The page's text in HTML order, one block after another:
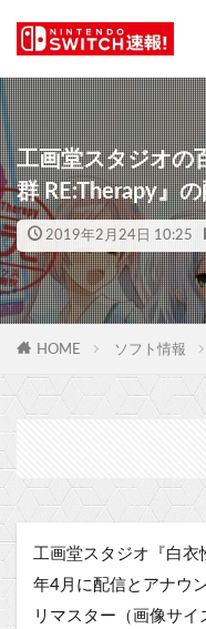
工画堂スタジオの
群 RE:Therapy』
2019年2月24日 10:25
HOME ソフト情報
工画堂スタジオ『白衣
年4月に配信とアナウ
リマスター（画像サ